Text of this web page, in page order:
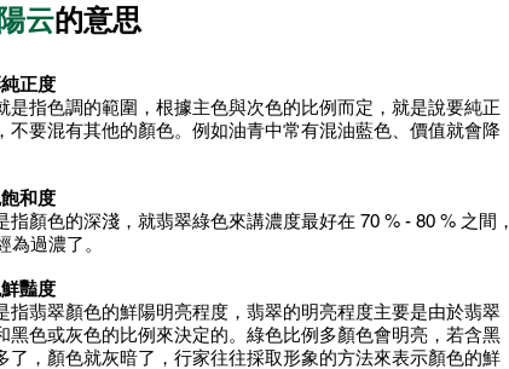
云的意思
正度
是指色調的範圍，根據主色與次色的比例而定，就是說要純正
不要混有其他的顏色。例如油青中常有混油藍色、價值就會降
和度
指顏色的深淺，就翡翠綠色來講濃度最好在 70 % - 80 % 之間，
為過濃了。
豔度
指翡翠顏色的鮮陽明亮程度，翡翠的明亮程度主要是由於翡翠
黑色或灰色的比例來決定的。綠色比例多顏色會明亮，若含黑
了，顏色就灰暗了，行家往往採取形象的方法來表示顏色的鮮